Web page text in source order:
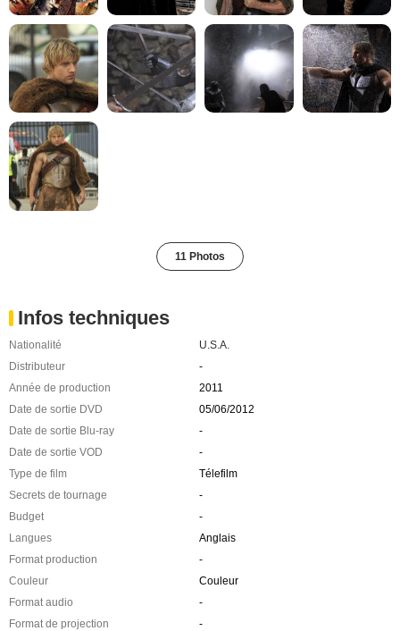
11 Photos
Infos techniques
Nationalité
U.S.A.
Distributeur
-
Année de production
2011
Date de sortie DVD
05/06/2012
Date de sortie Blu-ray
-
Date de sortie VOD
-
Type de film
Télefilm
Secrets de tournage
-
Budget
-
Langues
Anglais
Format production
-
Couleur
Couleur
Format audio
-
Format de projection
-